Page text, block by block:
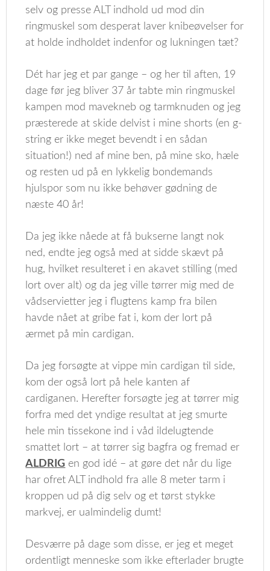
selv og presse ALT indhold ud mod din
ringmuskel som desperat laver knibeøvelser for
at holde indholdet indenfor og lukningen tæt?
Dét har jeg et par gange – og her til aften, 19
dage før jeg bliver 37 år tabte min ringmuskel
kampen mod mavekneb og tarmknuden og jeg
præsterede at skide delvist i mine shorts (en g-
string er ikke meget bevendt i en sådan
situation!) ned af mine ben, på mine sko, hæle
og resten ud på en lykkelig bondemands
hjulspor som nu ikke behøver gødning de
næste 40 år!
Da jeg ikke nåede at få bukserne langt nok
ned, endte jeg også med at sidde skævt på
hug, hvilket resulteret i en akavet stilling (med
lort over alt) og da jeg ville tørrer mig med de
vådservietter jeg i flugtens kamp fra bilen
havde nået at gribe fat i, kom der lort på
ærmet på min cardigan.
Da jeg forsøgte at vippe min cardigan til side,
kom der også lort på hele kanten af
cardiganen. Herefter forsøgte jeg at tørrer mig
forfra med det yndige resultat at jeg smurte
hele min tissekone ind i våd ildelugtende
smattet lort – at tørrer sig bagfra og fremad er
ALDRIG en god idé – at gøre det når du lige
har ofret ALT indhold fra alle 8 meter tarm i
kroppen ud på dig selv og et tørst stykke
markvej, er ualmindelig dumt!
Desværre på dage som disse, er jeg et meget
ordentligt menneske som ikke efterlader brugte